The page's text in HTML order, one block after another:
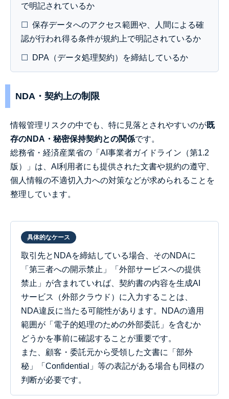
で明記されているか
☐ 保存データへのアクセス範囲や、人間による確
認が行われ得る条件が規約上で明記されているか
☐ DPA（データ処理契約）を締結しているか
NDA・契約上の制限
情報管理リスクの中でも、特に見落とされやすいのが既
存のNDA・秘密保持契約との関係です。
総務省・経済産業省の「AI事業者ガイドライン（第1.2
版）」は、AI利用者にも提供された文書や規約の遵守、
個人情報の不適切入力への対策などが求められることを
整理しています。
具体的なケース
取引先とNDAを締結している場合、そのNDAに
「第三者への開示禁止」「外部サービスへの提供
禁止」が含まれていれば、契約書の内容を生成AI
サービス（外部クラウド）に入力することは、
NDA違反に当たる可能性があります。NDAの適用
範囲が「電子的処理のための外部委託」を含むか
どうかを事前に確認することが重要です。
また、顧客・委託元から受領した文書に「部外
秘」「Confidential」等の表記がある場合も同様の
判断が必要です。